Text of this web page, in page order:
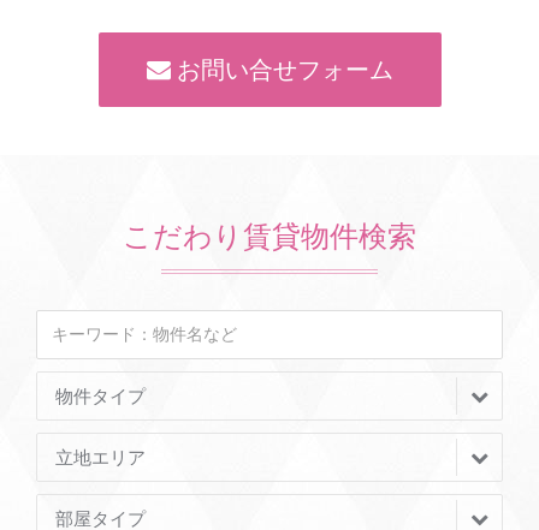
お問い合せフォーム
こだわり賃貸物件検索
物件タイプ
立地エリア
部屋タイプ